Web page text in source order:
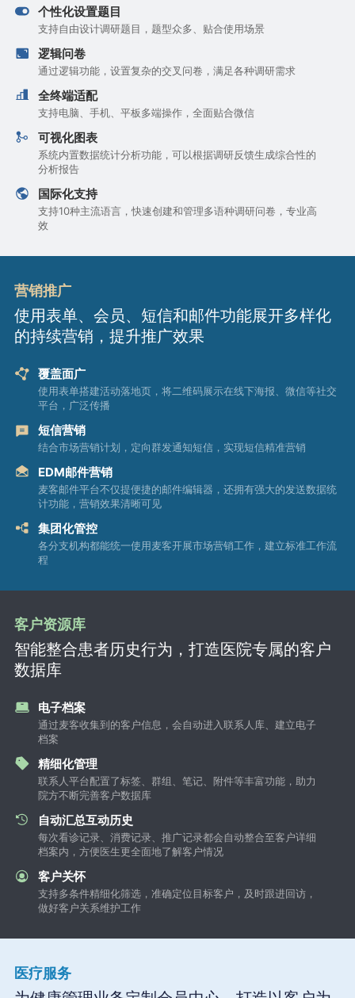
个性化设置题目
支持自由设计调研题目，题型众多、贴合使用场景
逻辑问卷
通过逻辑功能，设置复杂的交叉问卷，满足各种调研需求
全终端适配
支持电脑、手机、平板多端操作，全面贴合微信
可视化图表
系统内置数据统计分析功能，可以根据调研反馈生成综合性的
分析报告
国际化支持
支持10种主流语言，快速创建和管理多语种调研问卷，专业高
效
营销推广
使用表单、会员、短信和邮件功能展开多样化
的持续营销，提升推广效果
覆盖面广
使用表单搭建活动落地页，将二维码展示在线下海报、微信等社交
平台，广泛传播
短信营销
结合市场营销计划，定向群发通知短信，实现短信精准营销
EDM邮件营销
麦客邮件平台不仅提便捷的邮件编辑器，还拥有强大的发送数据统
计功能，营销效果清晰可见
集团化管控
各分支机构都能统一使用麦客开展市场营销工作，建立标准工作流
程
客户资源库
智能整合患者历史行为，打造医院专属的客户
数据库
电子档案
通过麦客收集到的客户信息，会自动进入联系人库、建立电子
档案
精细化管理
联系人平台配置了标签、群组、笔记、附件等丰富功能，助力
院方不断完善客户数据库
自动汇总互动历史
每次看诊记录、消费记录、推广记录都会自动整合至客户详细
档案内，方便医生更全面地了解客户情况
客户关怀
支持多条件精细化筛选，准确定位目标客户，及时跟进回访，
做好客户关系维护工作
医疗服务